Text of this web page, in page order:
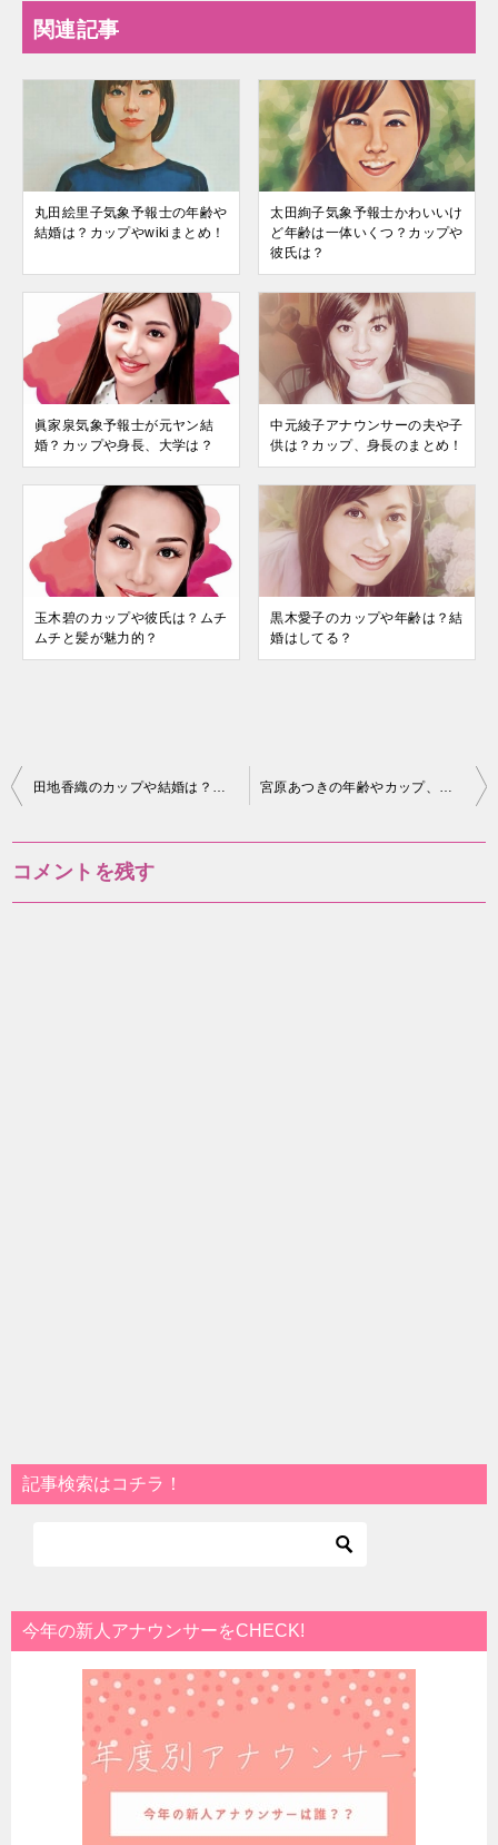
関連記事
丸田絵里子気象予報士の年齢や
結婚は？カップやwikiまとめ！
太田絢子気象予報士かわいいけ
ど年齢は一体いくつ？カップや
彼氏は？
眞家泉気象予報士が元ヤン結
婚？カップや身長、大学は？
中元綾子アナウンサーの夫や子
供は？カップ、身長のまとめ！
玉木碧のカップや彼氏は？ムチ
ムチと髪が魅力的？
黒木愛子のカップや年齢は？結
婚はしてる？
投
田地香織のカップや結婚は？茶道裏千家上級？ 宮原あつきの年齢やカップ、身長は？マー君にポロリ
コメントを残す
記事検索はコチラ！
今年の新人アナウンサーをCHECK!